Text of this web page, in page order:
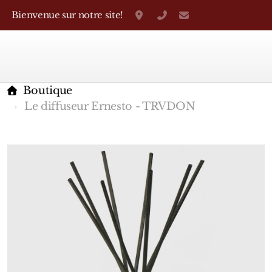
Bienvenue sur notre site! Grand-Rue 38, Genève
+41 22 310 38 75
Boutique
Le diffuseur Ernesto - TRVDON
Marques Françaises